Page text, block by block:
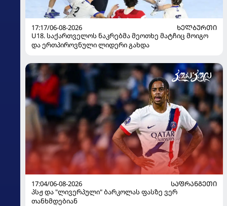
17:17/06-08-2026
ᲮᲔᲚᲑᲣᲠᲗᲘ
U18. საქართველოს ნაკრებმა მეოთხე მატჩიც მოიგო
და ერთპიროვნული ლიდერი გახდა
17:04/06-08-2026
ᲡᲐᲤᲠᲐᲜᲒᲔᲗᲘ
პსჟ და "ლივერპული" ბარკოლას ფასზე ვერ
თანხმდებიან